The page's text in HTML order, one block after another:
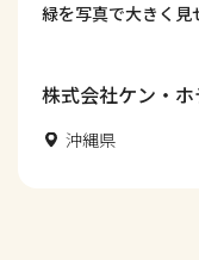
緑を写真で大きく見
株式会社ケン・
沖縄県